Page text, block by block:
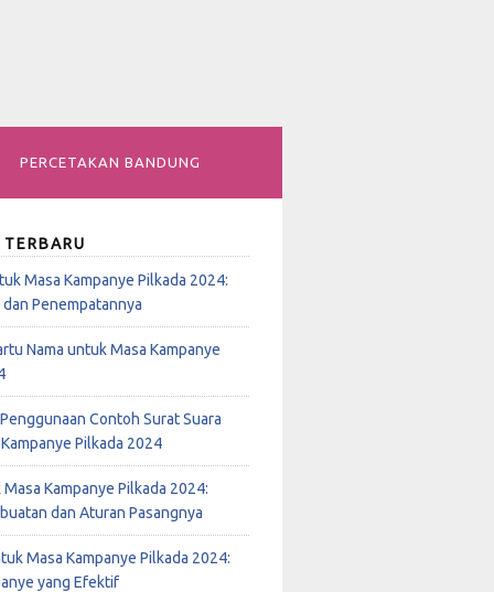
PERCETAKAN BANDUNG
Masa Kampanye Pilkada 2024:
dan Penempatannya
Nama untuk Masa Kampanye
Contoh Surat Suara
Pilkada 2024
Kampanye Pilkada 2024:
dan Aturan Pasangnya
Masa Kampanye Pilkada 2024:
yang Efektif